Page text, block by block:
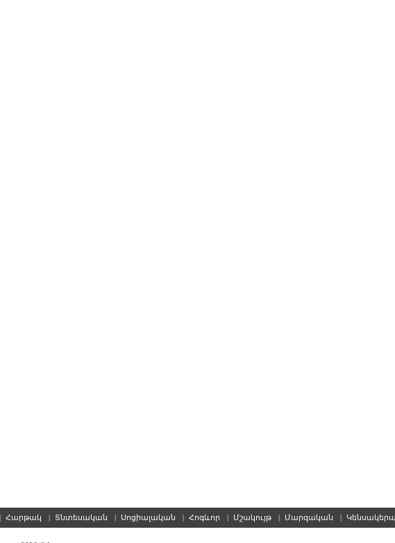
| Հարթակ | Տնտեսական | Սոցիալական | Հոգևոր | Մշակույթ | Մարզական | Կենսակերպ